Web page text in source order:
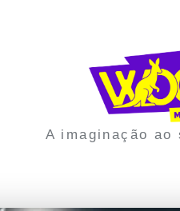
A imaginação ao